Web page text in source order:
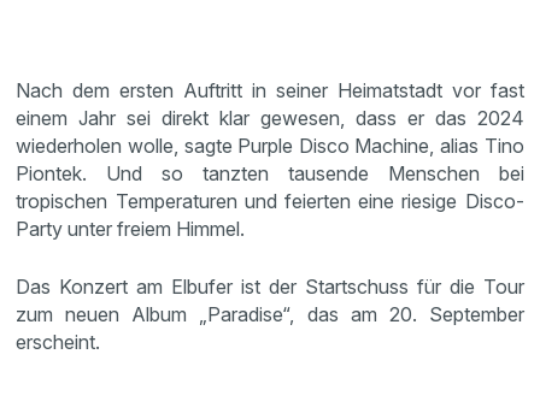
Nach dem ersten Auftritt in seiner Heimatstadt vor fast
einem Jahr sei direkt klar gewesen, dass er das 2024
wiederholen wolle, sagte Purple Disco Machine, alias Tino
Piontek. Und so tanzten tausende Menschen bei
tropischen Temperaturen und feierten eine riesige Disco-
Party unter freiem Himmel.
Das Konzert am Elbufer ist der Startschuss für die Tour
zum neuen Album „Paradise“, das am 20. September
erscheint.